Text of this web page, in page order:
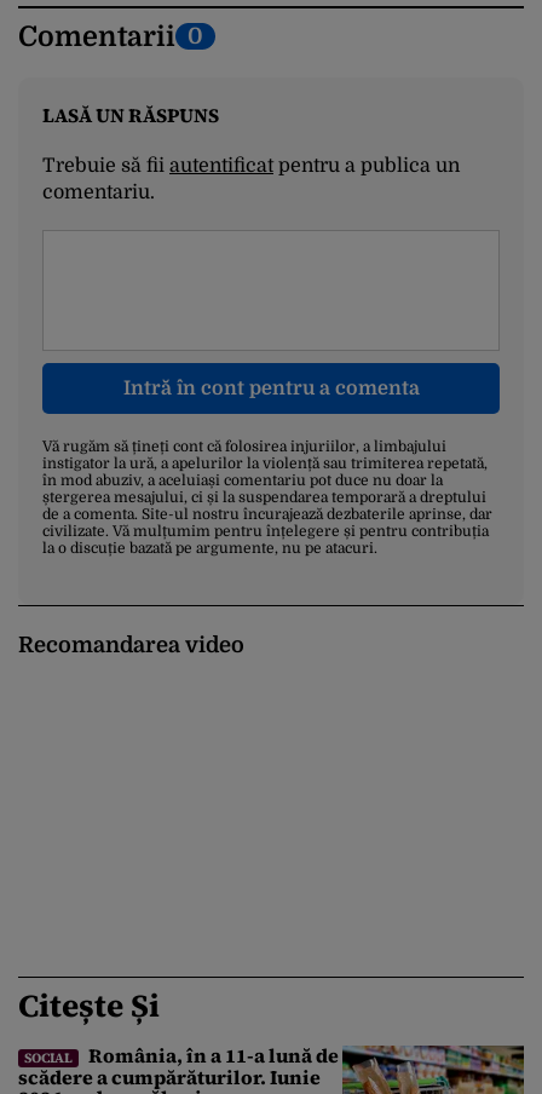
Comentarii 0
LASĂ UN RĂSPUNS
Trebuie să fii autentificatpentru a publica un
comentariu.
Intră în cont pentru a comenta
Vă rugăm să țineți cont că folosirea injuriilor, a limbajului
instigator la ură, a apelurilor la violență sau trimiterea repetată,
în mod abuziv, a aceluiași comentariu pot duce nu doar la
ștergerea mesajului, ci și la suspendarea temporară a dreptului
de a comenta. Site-ul nostru încurajează dezbaterile aprinse, dar
civilizate. Vă mulțumim pentru înțelegere și pentru contribuția
la o discuție bazată pe argumente, nu pe atacuri.
Recomandarea video
Citește Și
SOCIAL
România, în a 11-a lună de
scădere a cumpărăturilor. Iunie